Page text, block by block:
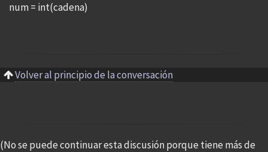
num = int(cadena)
Volver al principio de la conversación
(No se puede continuar esta discusión porque tiene más de